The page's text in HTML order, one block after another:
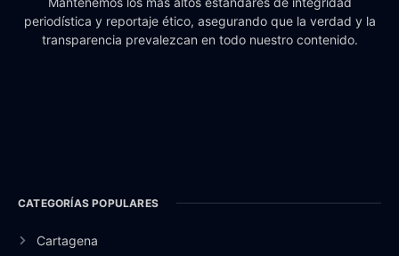
periodística y reportaje ético, asegurando que la verdad y la
transparencia prevalezcan en todo nuestro contenido.
CATEGORÍAS POPULARES
Cartagena